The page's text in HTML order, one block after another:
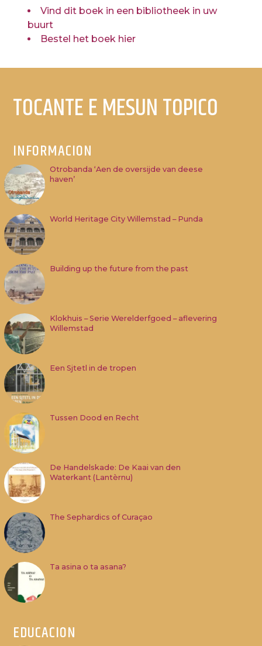
Vind dit boek in een bibliotheek in uw
buurt
Bestel het boek hier
TOCANTE E MESUN TOPICO
INFORMACION
Otrobanda ‘Aen de oversijde van deese
haven’
World Heritage City Willemstad – Punda
Building up the future from the past
Klokhuis – Serie Werelderfgoed – aflevering
Willemstad
Een Sjtetl in de tropen
Tussen Dood en Recht
De Handelskade: De Kaai van den
Waterkant (Lantèrnu)
The Sephardics of Curaçao
Ta asina o ta asana?
EDUCACION